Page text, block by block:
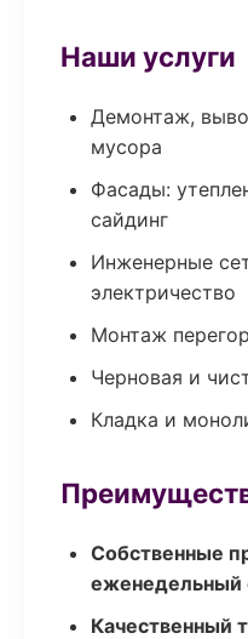
Наши услуги
Демонтаж,
мусора
Фасады:
сайдинг
Инженерные
электричество
Монтаж
Черновая и
Кладка и
Собственные
еженедельный
Качественный